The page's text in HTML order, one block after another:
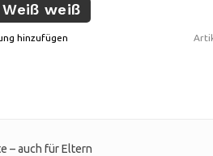
weiß
hinzufügen
– auch für Eltern